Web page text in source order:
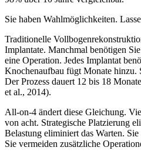
Sie haben Wahlmöglichkeiten.
Traditionelle
Implantate. Manchmal benötigen
eine Operation. Jedes Implantat
Knochenaufbau fügt Monate
Der Prozess dauert 12 bis 18
et al., 2014).
All-on-4 ändert diese Gleichung.
von acht. Strategische Platzierung
Belastung eliminiert das Warten.
Sie vermeiden zusätzliche